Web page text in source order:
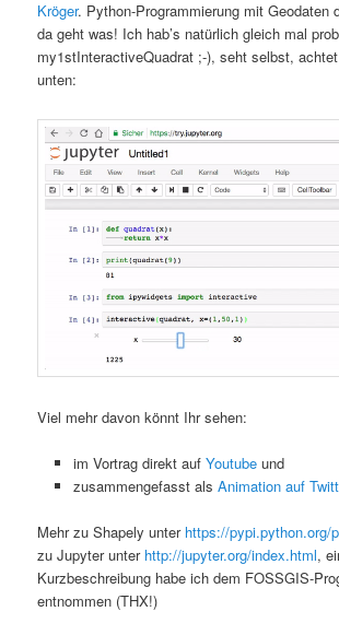
Kröger. Python-Programmierung mit Geodaten
da geht was! Ich hab’s natürlich gleich mal
my1stInteractiveQuadrat ;-), seht selbst,
unten:
Viel mehr davon könnt Ihr sehen:
im Vortrag direkt auf Youtubeund
zusammengefasst als Animation auf
Mehr zu Shapely unter https://pypi.python.org/
zu Jupyter unter http://jupyter.org/index.html,
Kurzbeschreibung habe ich dem FOSSGIS-
entnommen (THX!)